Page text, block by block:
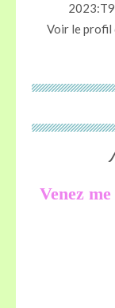
2023:T9
Voir le profil
Venez